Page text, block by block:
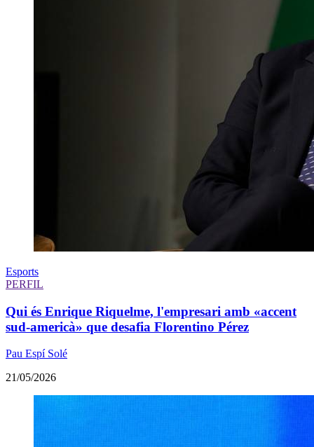
Esports
PERFIL
Qui és Enrique Riquelme, l'empresari amb «accent
sud-americà» que desafia Florentino Pérez
Pau Espí Solé
21/05/2026